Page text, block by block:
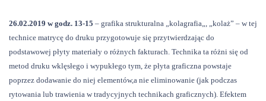
26.02.2019 w godz. 13-15 – grafika strukturalna „kolagrafia„, „kolaż” – w tej
technice matrycę do druku przygotowuje się przytwierdzając do
podstawowej płyty materiały o różnych fakturach. Technika ta różni się od
metod druku wklęsłego i wypukłego tym, że płyta graficzna powstaje
poprzez dodawanie do niej elementów,a nie eliminowanie (jak podczas
rytowania lub trawienia w tradycyjnych technikach graficznych). Efektem